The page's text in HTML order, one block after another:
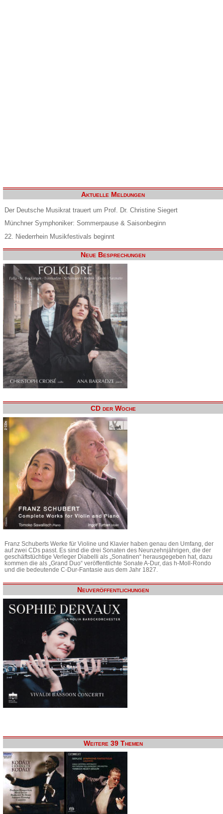
Aktuelle Meldungen
Der Deutsche Musikrat trauert um Prof. Dr. Christine Siegert
Münchner Symphoniker: Sommerpause & Saisonbeginn
22. Niederrhein Musikfestivals beginnt
Neue Besprechungen
CD der Woche
Franz Schuberts Werke für Violine und Klavier haben genau den Umfang, der
auf zwei CDs passt. Es sind die drei Sonaten des Neunzehnjährigen, die der
geschäftstüchtige Verleger Diabelli als „Sonatinen“ herausgegeben hat, dazu
kommen die als „Grand Duo“ veröffentlichte Sonate A-Dur, das h-Moll-Rondo
und die bedeutende C-Dur-Fantasie aus dem Jahr 1827.
Neuveröffentlichungen
Weitere 39 Themen